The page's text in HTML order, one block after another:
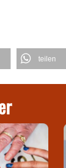
teilen